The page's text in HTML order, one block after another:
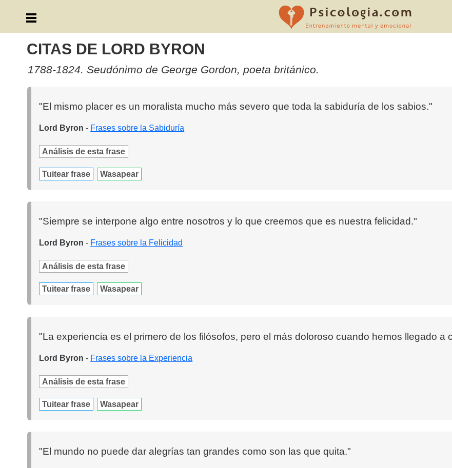
CITAS DE LORD BYRON
1788-1824. Seudónimo de George Gordon, poeta británico.
"El mismo placer es un moralista mucho más severo que toda la sabiduría de los sabios."
Lord Byron - Frases sobre la Sabiduría
Análisis de esta frase
Tuitear frase Wasapear
"Siempre se interpone algo entre nosotros y lo que creemos que es nuestra felicidad."
Lord Byron - Frases sobre la Felicidad
Análisis de esta frase
Tuitear frase Wasapear
"La experiencia es el primero de los filósofos, pero el más doloroso cuando hemos llegado a
Lord Byron - Frases sobre la Experiencia
Análisis de esta frase
Tuitear frase Wasapear
"El mundo no puede dar alegrías tan grandes como son las que quita."